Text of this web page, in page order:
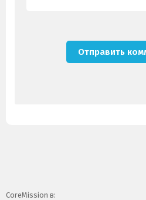
CoreMission в: